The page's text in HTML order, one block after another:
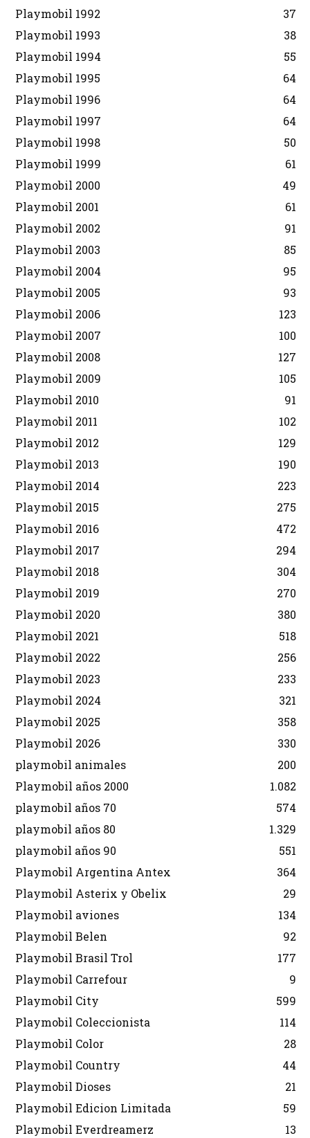
Playmobil 1992
37
Playmobil 1993
38
Playmobil 1994
55
Playmobil 1995
64
Playmobil 1996
64
Playmobil 1997
64
Playmobil 1998
50
Playmobil 1999
61
Playmobil 2000
49
Playmobil 2001
61
Playmobil 2002
91
Playmobil 2003
85
Playmobil 2004
95
Playmobil 2005
93
Playmobil 2006
123
Playmobil 2007
100
Playmobil 2008
127
Playmobil 2009
105
Playmobil 2010
91
Playmobil 2011
102
Playmobil 2012
129
Playmobil 2013
190
Playmobil 2014
223
Playmobil 2015
275
Playmobil 2016
472
Playmobil 2017
294
Playmobil 2018
304
Playmobil 2019
270
Playmobil 2020
380
Playmobil 2021
518
Playmobil 2022
256
Playmobil 2023
233
Playmobil 2024
321
Playmobil 2025
358
Playmobil 2026
330
playmobil animales
200
Playmobil años 2000
1.082
playmobil años 70
574
playmobil años 80
1.329
playmobil años 90
551
Playmobil Argentina Antex
364
Playmobil Asterix y Obelix
29
Playmobil aviones
134
Playmobil Belen
92
Playmobil Brasil Trol
177
Playmobil Carrefour
9
Playmobil City
599
Playmobil Coleccionista
114
Playmobil Color
28
Playmobil Country
44
Playmobil Dioses
21
Playmobil Edicion Limitada
59
Playmobil Everdreamerz
13